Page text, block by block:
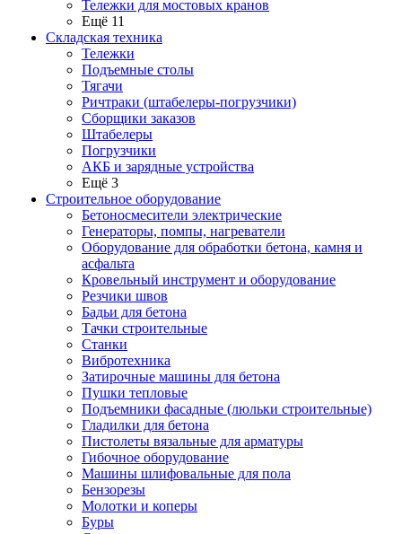
Тележки для мостовых кранов
Ещё 11
Складская техника
Тележки
Подъемные столы
Тягачи
Ричтраки (штабелеры-погрузчики)
Сборщики заказов
Штабелеры
Погрузчики
АКБ и зарядные устройства
Ещё 3
Строительное оборудование
Бетоносмесители электрические
Генераторы, помпы, нагреватели
Оборудование для обработки бетона, камня и
асфальта
Кровельный инструмент и оборудование
Резчики швов
Бадьи для бетона
Тачки строительные
Станки
Вибротехника
Затирочные машины для бетона
Пушки тепловые
Подъемники фасадные (люльки строительные)
Гладилки для бетона
Пистолеты вязальные для арматуры
Гибочное оборудование
Машины шлифовальные для пола
Бензорезы
Молотки и коперы
Буры